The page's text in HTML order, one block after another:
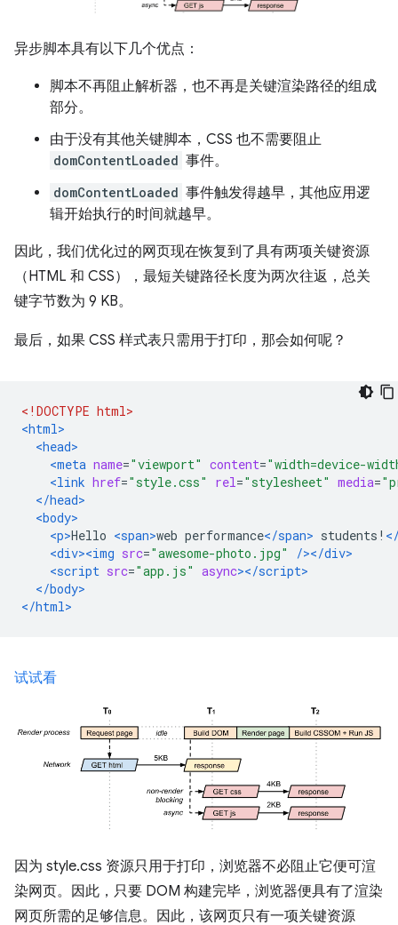
异步脚本具有以下几个优点：
脚本不再阻止解析器，也不再是关键渲染路径的组成
部分。
由于没有其他关键脚本，CSS 也不需要阻止
domContentLoaded 事件。
domContentLoaded 事件触发得越早，其他应用逻
辑开始执行的时间就越早。
因此，我们优化过的网页现在恢复到了具有两项关键资源
（HTML 和 CSS），最短关键路径长度为两次往返，总关
键字节数为 9 KB。
最后，如果 CSS 样式表只需用于打印，那会如何呢？
<!DOCTYPE html>
<html>
<head>
<meta name="viewport" content="width=device-
<link href="style.css" rel="stylesheet" media=
</head>
<body>
<p>Hello <span>web performance</span> students!
<div><img src="awesome-photo.jpg"
/></div>
<script src="app.js" async></script>
</body>
</html>
试试看
因为 style.css 资源只用于打印，浏览器不必阻止它便可渲
染网页。因此，只要 DOM 构建完毕，浏览器便具有了渲染
网页所需的足够信息。因此，该网页只有一项关键资源